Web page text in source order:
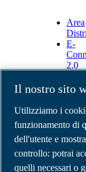
Area
E-
2.0
©2026
Note legali e
Modulo resi
Il nostro sito
Utilizziamo i
funzionamento di
dell'utente e
controllo: potrai
quelli necessari o